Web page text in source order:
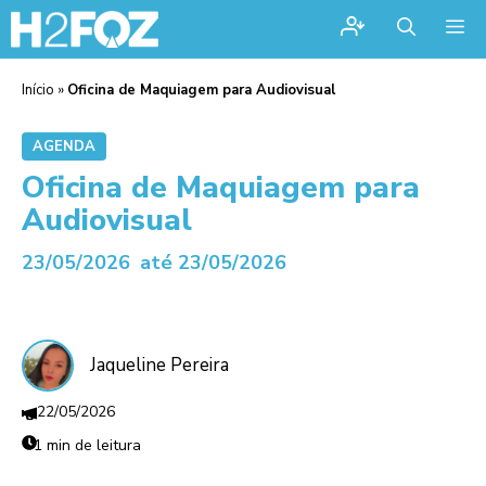
Início » Oficina de Maquiagem para Audiovisual
AGENDA
Oficina de Maquiagem para
Audiovisual
23/05/2026 até 23/05/2026
Jaqueline Pereira
22/05/2026
1 min de leitura